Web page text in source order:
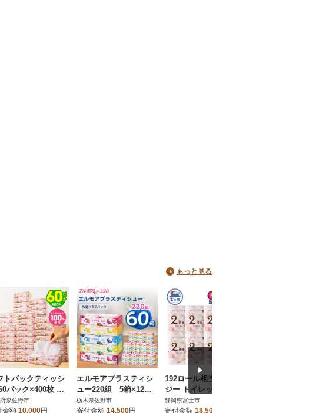
もっと見る
トパックティッシ
パック×400枚 ピ
パルプ100%
泉佐野市
金額 10,000円
エルモアプラスティシ
ュー220組 5箱×12パ
ック(60箱)【離島・沖
縄県不可】
栃木県佐野市
寄付金額 14,500円
192ロール相当 エコロ
ジー トイレットペーパ
ー 2倍巻き ダブル 96ロ
ール 日用品 人気
静岡県富士市
寄付金額 18,500